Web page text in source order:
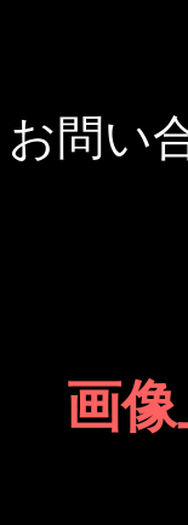
お問い
画